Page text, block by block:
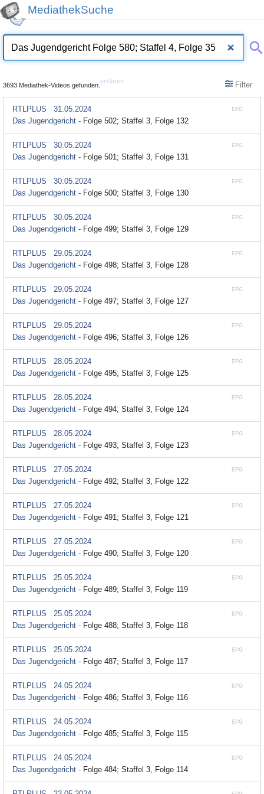
MediathekSuche
3693 Mediathek-Videos gefunden.
erklären Filter
EPG
RTLPLUS
31.05.2024
Das Jugendgericht - Folge 502; Staffel 3, Folge 132
EPG
RTLPLUS
30.05.2024
Das Jugendgericht - Folge 501; Staffel 3, Folge 131
EPG
RTLPLUS
30.05.2024
Das Jugendgericht - Folge 500; Staffel 3, Folge 130
EPG
RTLPLUS
30.05.2024
Das Jugendgericht - Folge 499; Staffel 3, Folge 129
EPG
RTLPLUS
29.05.2024
Das Jugendgericht - Folge 498; Staffel 3, Folge 128
EPG
RTLPLUS
29.05.2024
Das Jugendgericht - Folge 497; Staffel 3, Folge 127
EPG
RTLPLUS
29.05.2024
Das Jugendgericht - Folge 496; Staffel 3, Folge 126
EPG
RTLPLUS
28.05.2024
Das Jugendgericht - Folge 495; Staffel 3, Folge 125
EPG
RTLPLUS
28.05.2024
Das Jugendgericht - Folge 494; Staffel 3, Folge 124
EPG
RTLPLUS
28.05.2024
Das Jugendgericht - Folge 493; Staffel 3, Folge 123
EPG
RTLPLUS
27.05.2024
Das Jugendgericht - Folge 492; Staffel 3, Folge 122
EPG
RTLPLUS
27.05.2024
Das Jugendgericht - Folge 491; Staffel 3, Folge 121
EPG
RTLPLUS
27.05.2024
Das Jugendgericht - Folge 490; Staffel 3, Folge 120
EPG
RTLPLUS
25.05.2024
Das Jugendgericht - Folge 489; Staffel 3, Folge 119
EPG
RTLPLUS
25.05.2024
Das Jugendgericht - Folge 488; Staffel 3, Folge 118
EPG
RTLPLUS
25.05.2024
Das Jugendgericht - Folge 487; Staffel 3, Folge 117
EPG
RTLPLUS
24.05.2024
Das Jugendgericht - Folge 486; Staffel 3, Folge 116
EPG
RTLPLUS
24.05.2024
Das Jugendgericht - Folge 485; Staffel 3, Folge 115
EPG
RTLPLUS
24.05.2024
Das Jugendgericht - Folge 484; Staffel 3, Folge 114